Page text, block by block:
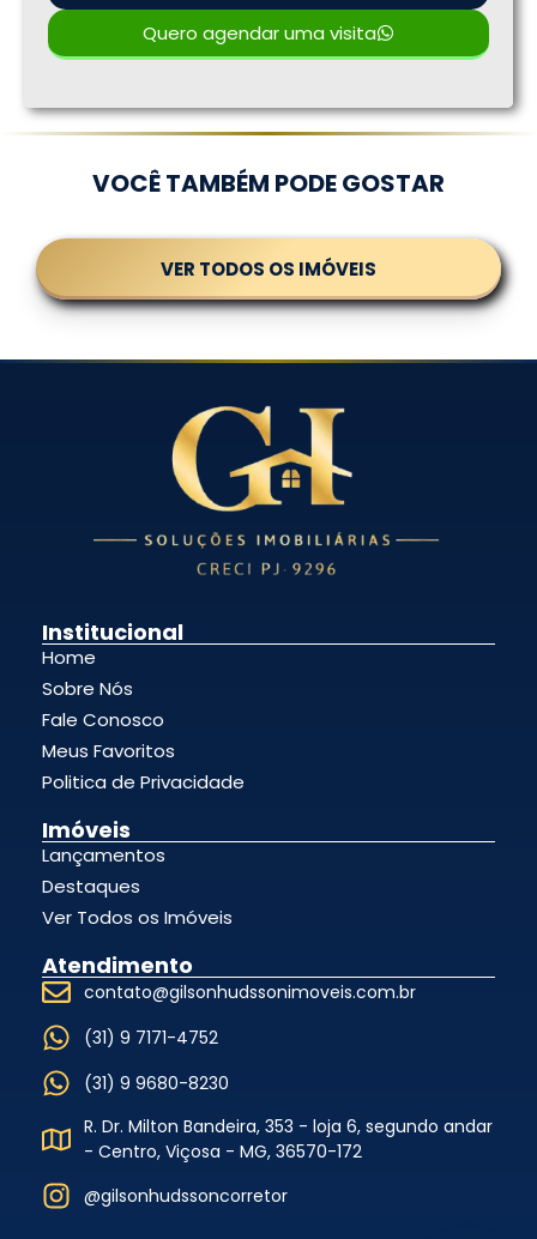
Quero agendar uma visita
VOCÊ TAMBÉM PODE GOSTAR
VER TODOS OS IMÓVEIS
Institucional
Home
Sobre Nós
Fale Conosco
Meus Favoritos
Politica de Privacidade
Imóveis
Lançamentos
Destaques
Ver Todos os Imóveis
Atendimento
contato@gilsonhudssonimoveis.com.br
(31) 9 7171-4752
(31) 9 9680-8230
R. Dr. Milton Bandeira, 353 - loja 6, segundo andar
- Centro, Viçosa - MG, 36570-172
@gilsonhudssoncorretor